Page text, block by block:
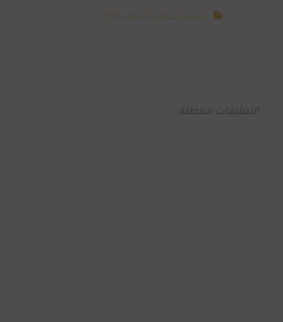
النشرة الشهرية لشهر ١ ٢٠٢٥
التعليقات معطلة.